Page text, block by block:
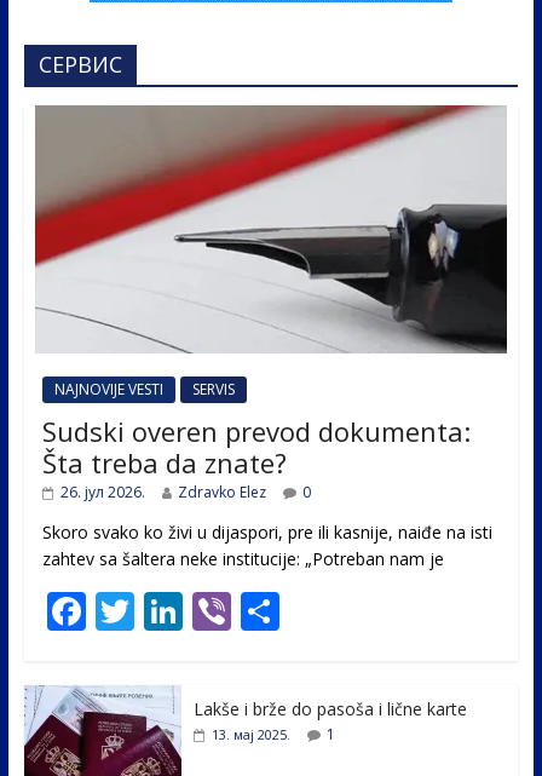
СЕРВИС
NAJNOVIJE VESTI SERVIS
Sudski overen prevod dokumenta:
Šta treba da znate?
26. јул 2026. Zdravko Elez 0
Skoro svako ko živi u dijaspori, pre ili kasnije, naiđe na isti
zahtev sa šaltera neke institucije: „Potreban nam je
F
e
b
o
T
itt
er
Li
e
Vi
er
S
ar
e
Lakše i brže do pasoša i lične karte
13. мај 2025. 1